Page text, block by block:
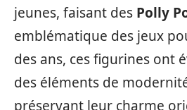
jeunes, faisant des Polly
emblématique des jeux
des ans, ces figurines ont
des éléments de
préservant leur charme